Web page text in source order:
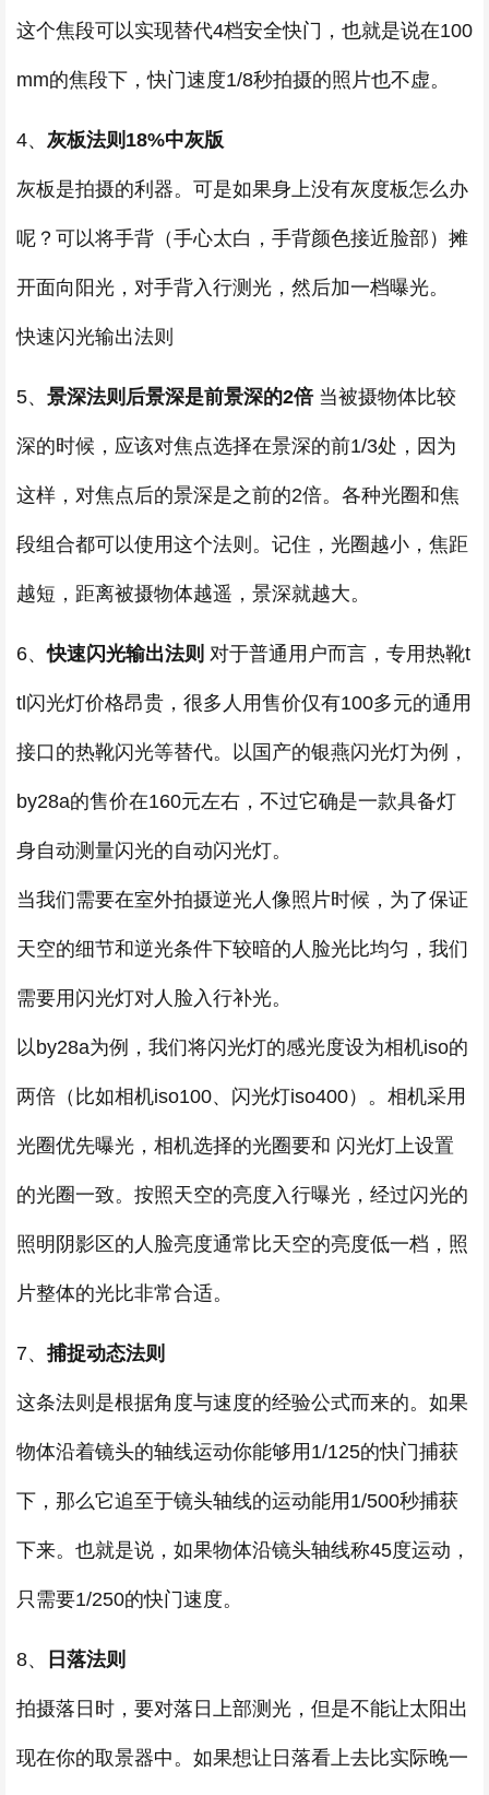
这个焦段可以实现替代4档安全快门，也就是说在100
mm的焦段下，快门速度1/8秒拍摄的照片也不虚。
4、 灰板法则18%中灰版
灰板是拍摄的利器。可是如果身上没有灰度板怎么办
呢？可以将手背（手心太白，手背颜色接近脸部）摊
开面向阳光，对手背入行测光，然后加一档曝光。
快速闪光输出法则
5、 景深法则后景深是前景深的2倍 当被摄物体比较
深的时候，应该对焦点选择在景深的前1/3处，因为
这样，对焦点后的景深是之前的2倍。各种光圈和焦
段组合都可以使用这个法则。记住，光圈越小，焦距
越短，距离被摄物体越遥，景深就越大。
6、快速闪光输出法则 对于普通用户而言，专用热靴t
tl闪光灯价格昂贵，很多人用售价仅有100多元的通用
接口的热靴闪光等替代。以国产的银燕闪光灯为例，
by28a的售价在160元左右，不过它确是一款具备灯
身自动测量闪光的自动闪光灯。
当我们需要在室外拍摄逆光人像照片时候，为了保证
天空的细节和逆光条件下较暗的人脸光比均匀，我们
需要用闪光灯对人脸入行补光。
以by28a为例，我们将闪光灯的感光度设为相机iso的
两倍（比如相机iso100、闪光灯iso400）。相机采用
光圈优先曝光，相机选择的光圈要和 闪光灯上设置
的光圈一致。按照天空的亮度入行曝光，经过闪光的
照明阴影区的人脸亮度通常比天空的亮度低一档，照
片整体的光比非常合适。
7、 捕捉动态法则
这条法则是根据角度与速度的经验公式而来的。如果
物体沿着镜头的轴线运动你能够用1/125的快门捕获
下，那么它追至于镜头轴线的运动能用1/500秒捕获
下来。也就是说，如果物体沿镜头轴线称45度运动，
只需要1/250的快门速度。
8、 日落法则
拍摄落日时，要对落日上部测光，但是不能让太阳出
现在你的取景器中。如果想让日落看上去比实际晚一